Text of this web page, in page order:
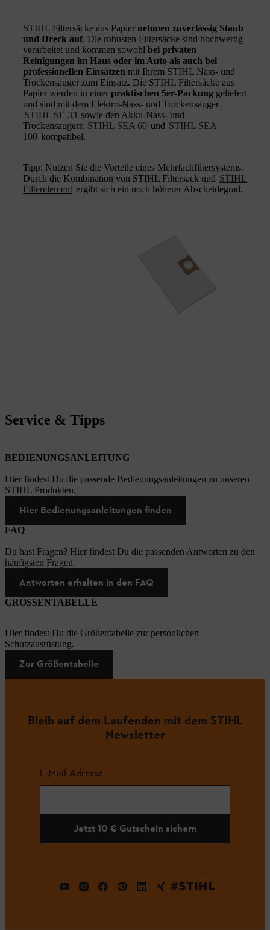
STIHL Filtersäcke aus Papier nehmen zuverlässig Staub
und Dreck auf. Die robusten Filtersäcke sind hochwertig
verarbeitet und kommen sowohl bei privaten
Reinigungen im Haus oder im Auto als auch bei
professionellen Einsätzen mit Ihrem STIHL Nass- und
Trockensauger zum Einsatz. Die STIHL Filtersäcke aus
Papier werden in einer praktischen 5er-Packung geliefert
und sind mit dem Elektro-Nass- und Trockensauger
STIHL SE 33 sowie den Akku-Nass- und
Trockensaugern STIHL SEA 60 und STIHL SEA
100 kompatibel.
Tipp: Nutzen Sie die Vorteile eines Mehrfachfiltersystems.
Durch die Kombination von STIHL Filtersack und STIHL
Filterelement ergibt sich ein noch höherer Abscheidegrad.
Service & Tipps
BEDIENUNGSANLEITUNG
Hier findest Du die passende Bedienungsanleitungen zu unseren
STIHL Produkten.
Hier Bedienungsanleitungen finden
FAQ
Du hast Fragen? Hier findest Du die passenden Antworten zu den
häufigsten Fragen.
Antworten erhalten in den FAQ
GRÖSSENTABELLE
Hier findest Du die Größentabelle zur persönlichen
Schutzausrüstung.
Zur Größentabelle
Bleib auf dem Laufenden mit dem STIHL
Newsletter
E-Mail-Adresse
Jetzt 10 € Gutschein sichern
#STIHL